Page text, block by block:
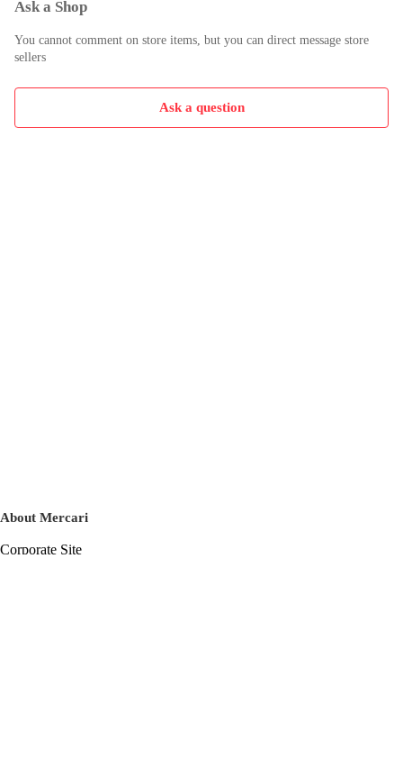
Ask a Shop
You cannot comment on store items, but you can direct message store
sellers
Ask a question
About Mercari
Corporate Site